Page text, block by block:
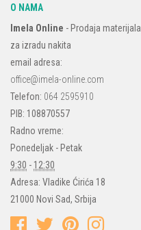
O NAMA
Imela Online - Prodaja materijala
za izradu nakita
email adresa:
office@imela-online.com
Telefon: 064 2595910
PIB: 108870557
Radno vreme:
Ponedeljak - Petak
9:30 - 12:30
Adresa: Vladike Ćirića 18
21000 Novi Sad, Srbija